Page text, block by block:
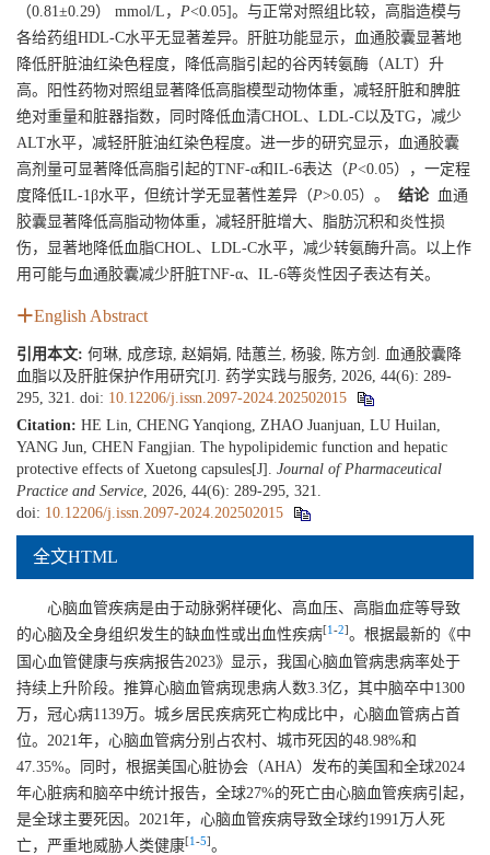
（0.81±0.29） mmol/L， P<0.05]。与正常对照组比较，高脂造模与
各给药组HDL-C水平无显著差异。肝脏功能显示，血通胶囊显著地
降低肝脏油红染色程度，降低高脂引起的谷丙转氨酶（ALT）升
高。阳性药物对照组显著降低高脂模型动物体重，减轻肝脏和脾脏
绝对重量和脏器指数，同时降低血清CHOL、LDL-C以及TG，减少
ALT水平，减轻肝脏油红染色程度。进一步的研究显示，血通胶囊
高剂量可显著降低高脂引起的TNF-α和IL-6表达（P<0.05），一定程
度降低IL-1β水平，但统计学无显著性差异（P>0.05）。 结论血通
胶囊显著降低高脂动物体重，减轻肝脏增大、脂肪沉积和炎性损
伤，显著地降低血脂CHOL、LDL-C水平，减少转氨酶升高。以上作
用可能与血通胶囊减少肝脏TNF-α、IL-6等炎性因子表达有关。
English Abstract
引用本文: 何琳, 成彦琼, 赵娟娟, 陆蕙兰, 杨骏, 陈方剑. 血通胶囊降
血脂以及肝脏保护作用研究[J]. 药学实践与服务, 2026, 44(6): 289-
295, 321. doi: 10.12206/j.issn.2097-2024.202502015
Citation: HE Lin, CHENG Yanqiong, ZHAO Juanjuan, LU Huilan,
YANG Jun, CHEN Fangjian. The hypolipidemic function and hepatic
protective effects of Xuetong capsules[J]. Journal of Pharmaceutical
Practice and Service , 2026, 44(6): 289-295, 321.
doi: 10.12206/j.issn.2097-2024.202502015
全文HTML
心脑血管疾病是由于动脉粥样硬化、高血压、高脂血症等导致
的心脑及全身组织发生的缺血性或出血性疾病[1 -2]。根据最新的《中
国心血管健康与疾病报告2023》显示，我国心脑血管病患病率处于
持续上升阶段。推算心脑血管病现患病人数3.3亿，其中脑卒中1300
万，冠心病1139 万。城乡居民疾病死亡构成比中，心脑血管病占首
位。2021年，心脑血管病分别占农村、城市死因的48.98%和
47.35%。同时，根据美国心脏协会（AHA）发布的美国和全球2024
年心脏病和脑卒中统计报告，全球27%的死亡由心脑血管疾病引起，
是全球主要死因。2021年，心脑血管疾病导致全球约1991 万人死
亡，严重地威胁人类健康[1 -5]。